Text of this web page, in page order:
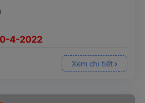
4-2022
Xem chi tiết